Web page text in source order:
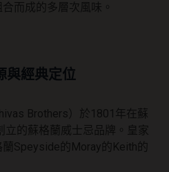
而成的多層次風味。
與經典定位
Brothers）於1801年在蘇
立的蘇格蘭威士忌品牌。皇家
Speyside的Moray的Keith的